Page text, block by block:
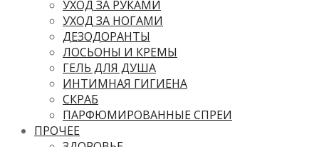
УХОД ЗА РУКАМИ
УХОД ЗА НОГАМИ
ДЕЗОДОРАНТЫ
ЛОСЬОНЫ И КРЕМЫ
ГЕЛЬ ДЛЯ ДУША
ИНТИМНАЯ ГИГИЕНА
СКРАБ
ПАРФЮМИРОВАННЫЕ СПРЕИ
ПРОЧЕЕ